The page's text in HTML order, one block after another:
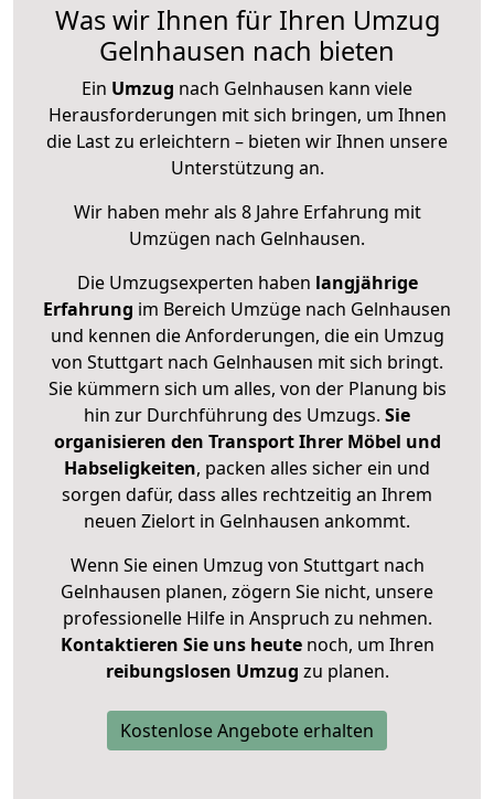
Was wir Ihnen für Ihren Umzug
Gelnhausen nach bieten
Ein Umzug nach Gelnhausen kann viele
Herausforderungen mit sich bringen, um Ihnen
die Last zu erleichtern – bieten wir Ihnen unsere
Unterstützung an.
Wir haben mehr als 8 Jahre Erfahrung mit
Umzügen nach Gelnhausen.
Die Umzugsexperten haben langjährige
Erfahrung im Bereich Umzüge nach Gelnhausen
und kennen die Anforderungen, die ein Umzug
von Stuttgart nach Gelnhausen mit sich bringt.
Sie kümmern sich um alles, von der Planung bis
hin zur Durchführung des Umzugs. Sie
organisieren den Transport Ihrer Möbel und
Habseligkeiten, packen alles sicher ein und
sorgen dafür, dass alles rechtzeitig an Ihrem
neuen Zielort in Gelnhausen ankommt.
Wenn Sie einen Umzug von Stuttgart nach
Gelnhausen planen, zögern Sie nicht, unsere
professionelle Hilfe in Anspruch zu nehmen.
Kontaktieren Sie uns heutenoch, um Ihren
reibungslosen Umzug zu planen.
Kostenlose Angebote erhalten